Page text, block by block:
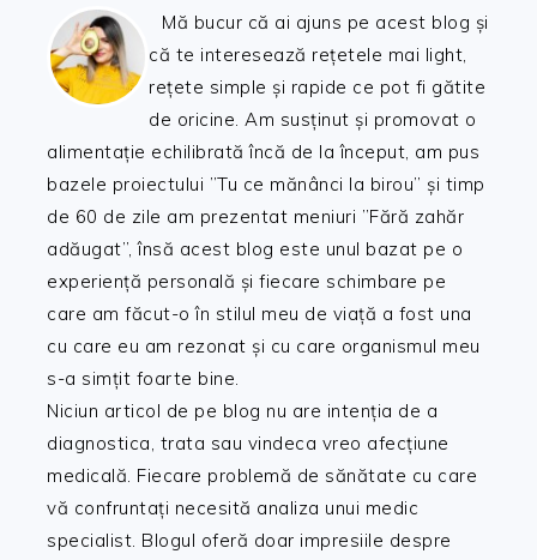
Mă bucur că ai ajuns pe acest blog și
că te interesează rețetele mai light,
rețete simple și rapide ce pot fi gătite
de oricine. Am susținut și promovat o
alimentație echilibrată încă de la început, am pus
bazele proiectului ”Tu ce mănânci la birou” și timp
de 60 de zile am prezentat meniuri ”Fără zahăr
adăugat”, însă acest blog este unul bazat pe o
experiență personală și fiecare schimbare pe
care am făcut-o în stilul meu de viață a fost una
cu care eu am rezonat și cu care organismul meu
s-a simțit foarte bine.
Niciun articol de pe blog nu are intenția de a
diagnostica, trata sau vindeca vreo afecțiune
medicală. Fiecare problemă de sănătate cu care
vă confruntați necesită analiza unui medic
specialist. Blogul oferă doar impresiile despre